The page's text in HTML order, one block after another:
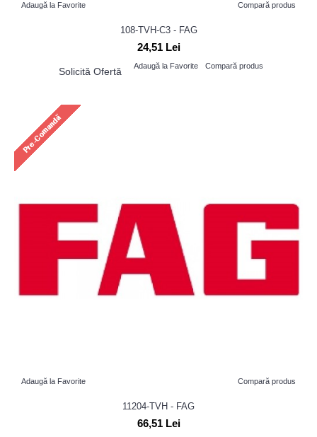
Adaugă la Favorite Compară produs
108-TVH-C3 - FAG
24,51 Lei
Solicită Ofertă Adaugă la Favorite Compară produs
Adaugă la Favorite Compară produs
11204-TVH - FAG
66,51 Lei